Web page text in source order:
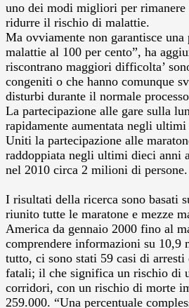
uno dei modi migliori per rimanere
ridurre il rischio di malattie.
Ma ovviamente non garantisce una
malattie al 100 per cento”, ha
riscontrano maggiori difficolta’
congeniti o che hanno comunque
disturbi durante il normale
La partecipazione alle gare sulla
rapidamente aumentata negli
Uniti la partecipazione alle
raddoppiata negli ultimi dieci anni
nel 2010 circa 2 milioni di persone.
I risultati della ricerca sono basati
riunito tutte le maratone e mezze
America da gennaio 2000 fino al
comprendere informazioni su
tutto, ci sono stati 59 casi di
fatali; il che significa un rischio di
corridori, con un rischio di morte
259.000. “Una percentuale